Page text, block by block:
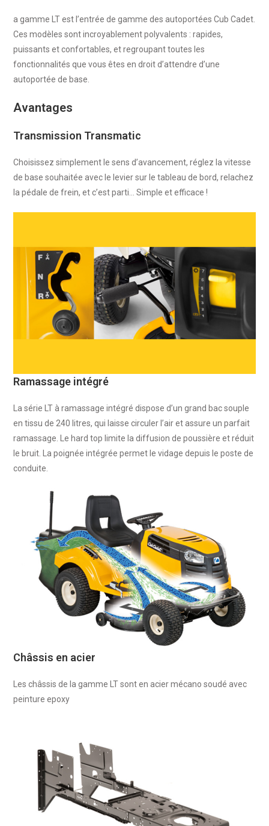
a gamme LT est l’entrée de gamme des autoportées Cub Cadet.
Ces modèles sont incroyablement polyvalents : rapides,
puissants et confortables, et regroupant toutes les
fonctionnalités que vous êtes en droit d’attendre d’une
autoportée de base.
Avantages
Transmission Transmatic
Choisissez simplement le sens d’avancement, réglez la vitesse
de base souhaitée avec le levier sur le tableau de bord, relachez
la pédale de frein, et c’est parti… Simple et efficace !
Ramassage intégré
La série LT à ramassage intégré dispose d’un grand bac souple
en tissu de 240 litres, qui laisse circuler l’air et assure un parfait
ramassage. Le hard top limite la diffusion de poussière et réduit
le bruit. La poignée intégrée permet le vidage depuis le poste de
conduite.
Châssis en acier
Les châssis de la gamme LT sont en acier mécano soudé avec
peinture epoxy